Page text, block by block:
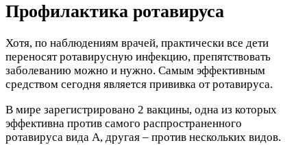
Профилактика ротавируса
Хотя, по наблюдениям врачей, практически все дети
переносят ротавирусную инфекцию, препятствовать
заболеванию можно и нужно. Самым эффективным
средством сегодня является прививка от ротавируса.
В мире зарегистрировано 2 вакцины, одна из которых
эффективна против самого распространенного
ротавируса вида А, другая – против нескольких видов.